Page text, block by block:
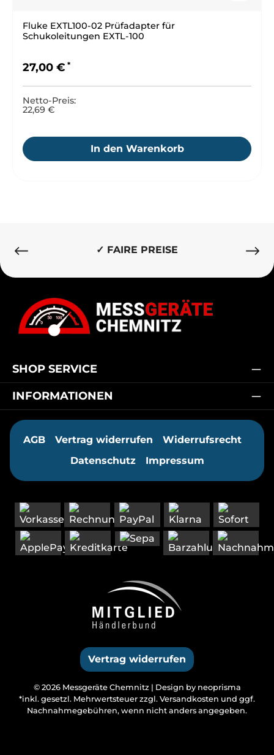
Fluke EXTL100-02 Prüfadapter für
Schukoleitungen EXTL-100
Regulärer Preis:
27,00 €
Netto-Preis:
22,69 €
In den Warenkorb
✓ BESTE QUALITÄT
SHOP SERVICE
INFORMATIONEN
AGB Vertrag widerrufen
Widerrufsrecht
Datenschutz
Impressum
Vertrag widerrufen
© 2026 Messgeräte Chemnitz | Design by neoprisma
*inkl. gesetzl. Mehrwertsteuer zzgl. Versandkosten und ggf.
Nachnahmegebühren, wenn nicht anders angegeben.